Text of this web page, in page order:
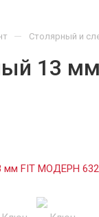
— Столярный и
13